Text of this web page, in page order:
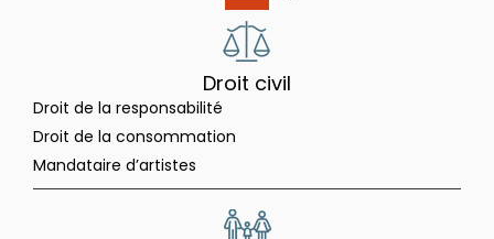
Droit civil
Droit de la responsabilité
Droit de la consommation
Mandataire d’artistes